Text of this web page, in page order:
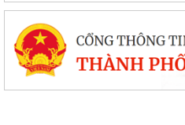
PHƯỜNG BẠCH ĐẰNG CÓ 2 TUYẾN